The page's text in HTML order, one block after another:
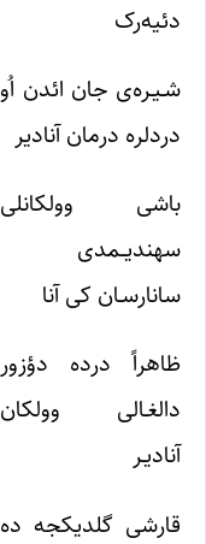
دئیه‌رک
شـیـره‌ی جان ائدن اُو
دردلره درمان آنادیر
باشی وولکانلی
سهندیــمدی
سانارسـان کی آنا
ظاهراً درده دؤزور
دالغـالی وولکان
آنادیـر
قارشی گلدیکجه ده